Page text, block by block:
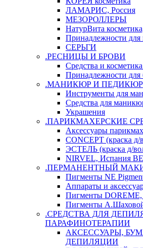
ЛАМАРИС, Россия
МЕЗОРОЛЛЕРЫ
НатурВита
Принадлежности для
СЕРЬГИ
.РЕСНИЦЫ И БРОВИ
Средства и
Принадлежности для
.МАНИКЮР И ПЕДИКЮР
Инструменты для
Средства для
Украшения
.ПАРИКМАХЕРСКИЕ
Аксессуары
CONCEPT (краска д/
ЭСТЕЛЬ (краска д/
NIRVEL, Испания
.ПЕРМАНЕНТНЫЙ
Пигменты NE
Аппараты и
Пигменты
Пигменты
.СРЕДСТВА ДЛЯ
ПАРАФИНОТЕРАПИИ
АКСЕССУАРЫ,
ДЕПИЛЯЦИИ